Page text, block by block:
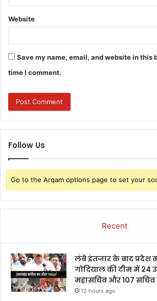
Website
Save my name, email, and website in this
time I comment.
Follow Us
Go to the Arqam options page to set your
Recent
लंबे इंतजार के बाद प्रदेश
गोदियाल की टीम में 24
महासचिव और 107
12 hours ago